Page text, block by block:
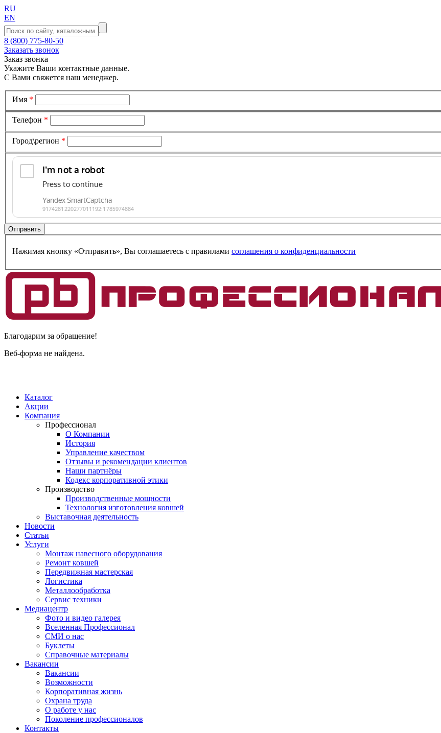
RU
EN
8 (800) 775-80-50
Заказать звонок
Заказ звонка
Укажите Ваши контактные данные.
С Вами свяжется наш менеджер.
Имя *
Телефон *
Город\регион *
Нажимая кнопку «Отправить», Вы соглашаетесь c правилами соглашения о конфиденциальности
Благодарим за обращение!
Веб-форма не найдена.
Каталог
Акции
Компания
Профессионал
О Компании
История
Управление качеством
Отзывы и рекомендации клиентов
Наши партнёры
Кодекс корпоративной этики
Производство
Производственные мощности
Технология изготовления ковшей
Выставочная деятельность
Новости
Статьи
Услуги
Монтаж навесного оборудования
Ремонт ковшей
Передвижная мастерская
Логистика
Металлообработка
Сервис техники
Медиацентр
Фото и видео галерея
Вселенная Профессионал
СМИ о нас
Буклеты
Справочные материалы
Вакансии
Вакансии
Возможности
Корпоративная жизнь
Охрана труда
О работе у нас
Поколение профессионалов
Контакты